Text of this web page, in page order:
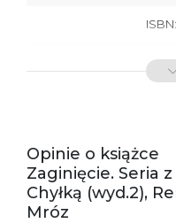
ISBN:
SKU:
Opinie o książce
Zaginięcie. Seria
Chyłką (wyd.2),
Mróz